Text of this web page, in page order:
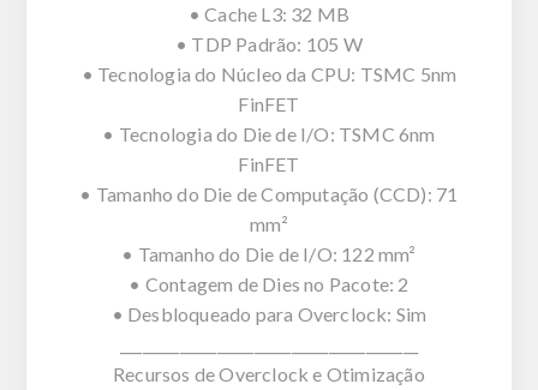
• Cache L3: 32 MB
• TDP Padrão: 105 W
• Tecnologia do Núcleo da CPU: TSMC 5nm
FinFET
• Tecnologia do Die de I/O: TSMC 6nm
FinFET
• Tamanho do Die de Computação (CCD): 71
mm²
• Tamanho do Die de I/O: 122 mm²
• Contagem de Dies no Pacote: 2
• Desbloqueado para Overclock: Sim
Recursos de Overclock e Otimização